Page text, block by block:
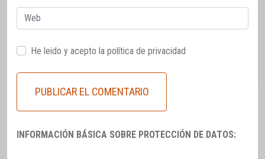
Web
He leido y acepto la política de privacidad
INFORMACIÓN BÁSICA SOBRE PROTECCIÓN DE DATOS: